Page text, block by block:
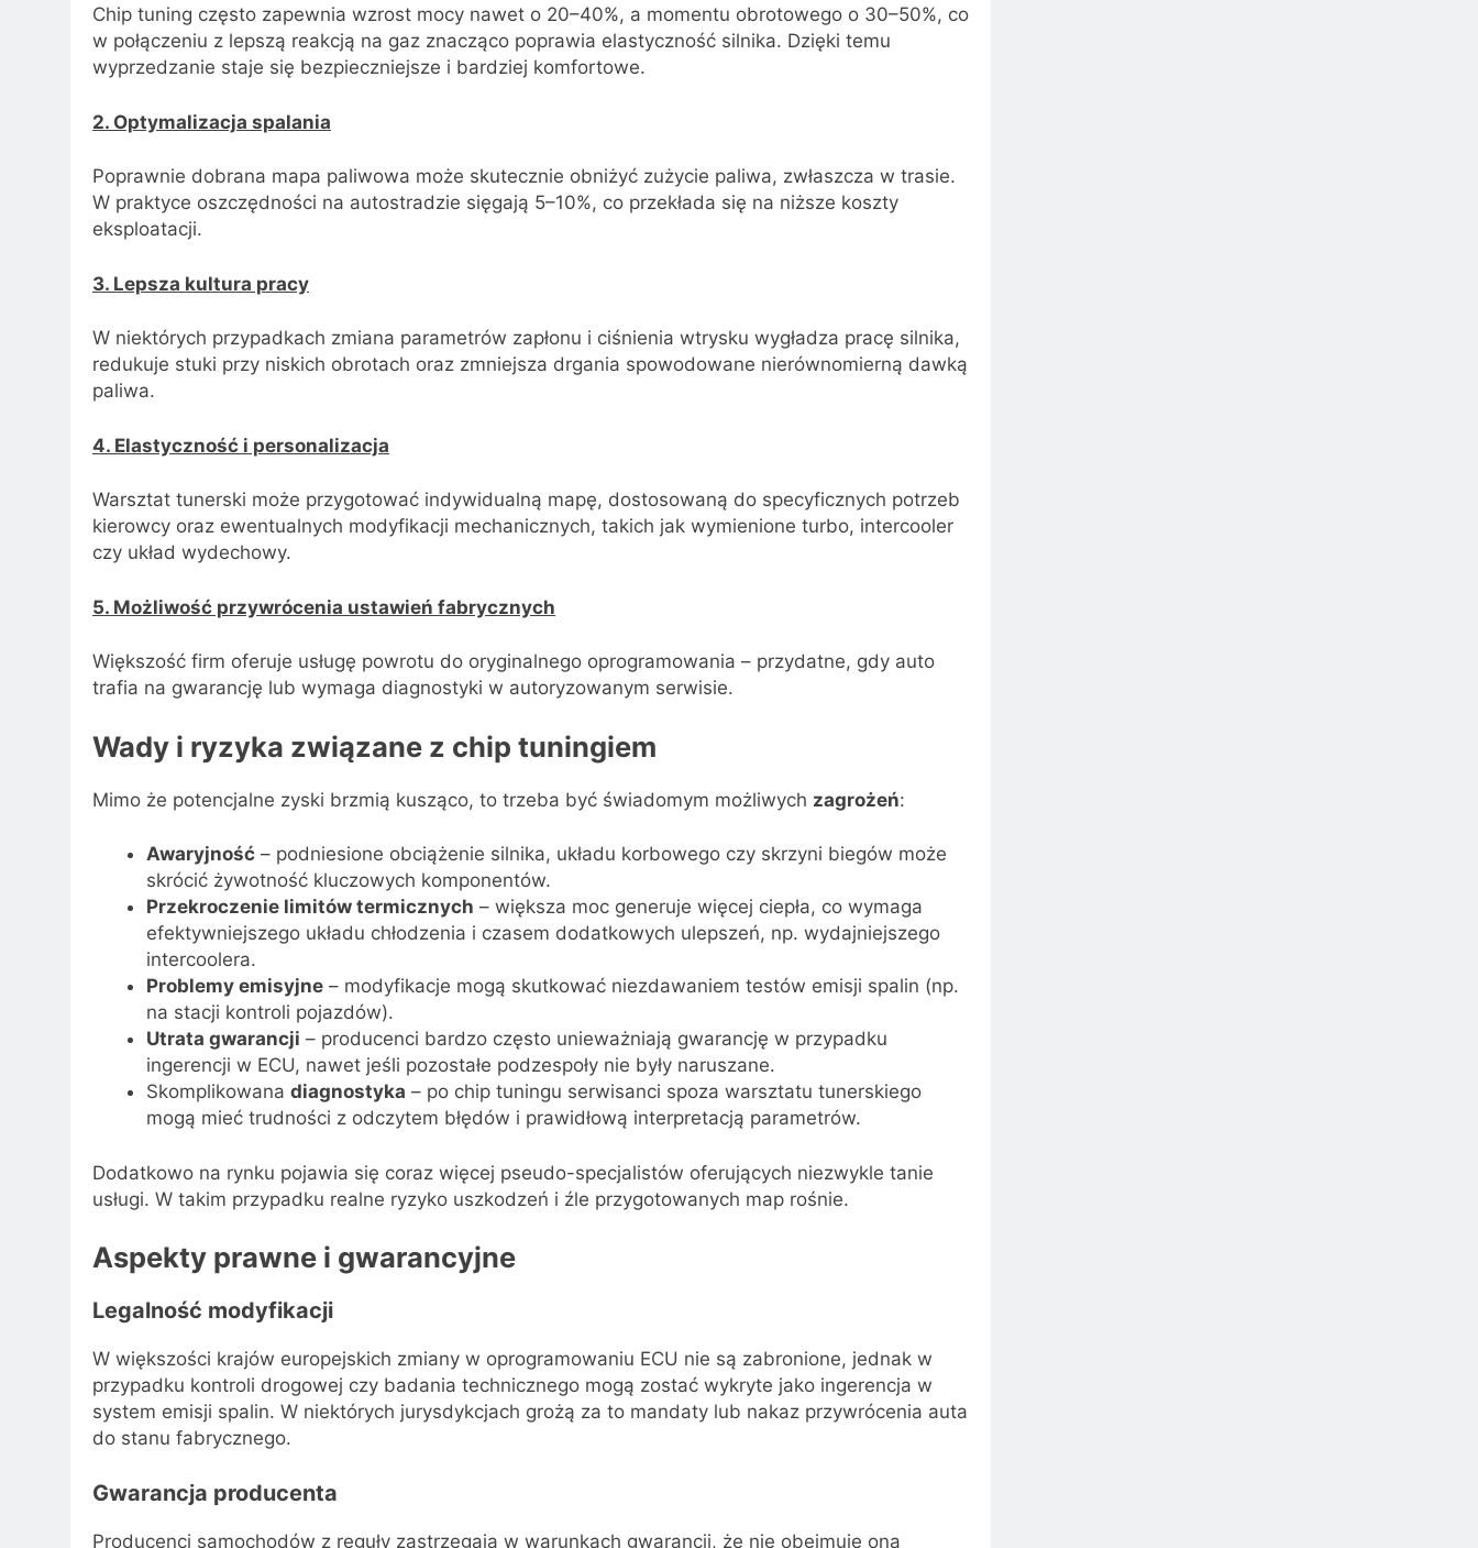
Chip tuning często zapewnia wzrost mocy nawet o 20–40%, a momentu obrotowego o 30–50%, co
w połączeniu z lepszą reakcją na gaz znacząco poprawia elastyczność silnika. Dzięki temu
wyprzedzanie staje się bezpieczniejsze i bardziej komfortowe.
2. Optymalizacja spalania
Poprawnie dobrana mapa paliwowa może skutecznie obniżyć zużycie paliwa, zwłaszcza w trasie.
W praktyce oszczędności na autostradzie sięgają 5–10%, co przekłada się na niższe koszty
eksploatacji.
3. Lepsza kultura pracy
W niektórych przypadkach zmiana parametrów zapłonu i ciśnienia wtrysku wygładza pracę silnika,
redukuje stuki przy niskich obrotach oraz zmniejsza drgania spowodowane nierównomierną dawką
paliwa.
4. Elastyczność i personalizacja
Warsztat tunerski może przygotować indywidualną mapę, dostosowaną do specyficznych potrzeb
kierowcy oraz ewentualnych modyfikacji mechanicznych, takich jak wymienione turbo, intercooler
czy układ wydechowy.
5. Możliwość przywrócenia ustawień fabrycznych
Większość firm oferuje usługę powrotu do oryginalnego oprogramowania – przydatne, gdy auto
trafia na gwarancję lub wymaga diagnostyki w autoryzowanym serwisie.
Wady i ryzyka związane z chip tuningiem
Mimo że potencjalne zyski brzmią kusząco, to trzeba być świadomym możliwych zagrożeń:
Awaryjność– podniesione obciążenie silnika, układu korbowego czy skrzyni biegów może
skrócić żywotność kluczowych komponentów.
Przekroczenie limitów termicznych – większa moc generuje więcej ciepła, co wymaga
efektywniejszego układu chłodzenia i czasem dodatkowych ulepszeń, np. wydajniejszego
intercoolera.
Problemy emisyjne– modyfikacje mogą skutkować niezdawaniem testów emisji spalin (np.
na stacji kontroli pojazdów).
Utrata gwarancji – producenci bardzo często unieważniają gwarancję w przypadku
ingerencji w ECU, nawet jeśli pozostałe podzespoły nie były naruszane.
Skomplikowana diagnostyka – po chip tuningu serwisanci spoza warsztatu tunerskiego
mogą mieć trudności z odczytem błędów i prawidłową interpretacją parametrów.
Dodatkowo na rynku pojawia się coraz więcej pseudo-specjalistów oferujących niezwykle tanie
usługi. W takim przypadku realne ryzyko uszkodzeń i źle przygotowanych map rośnie.
Aspekty prawne i gwarancyjne
Legalność modyfikacji
W większości krajów europejskich zmiany w oprogramowaniu ECU nie są zabronione, jednak w
przypadku kontroli drogowej czy badania technicznego mogą zostać wykryte jako ingerencja w
system emisji spalin. W niektórych jurysdykcjach grożą za to mandaty lub nakaz przywrócenia auta
do stanu fabrycznego.
Gwarancja producenta
Producenci samochodów z reguły zastrzegają w warunkach gwarancji, że nie obejmuje ona